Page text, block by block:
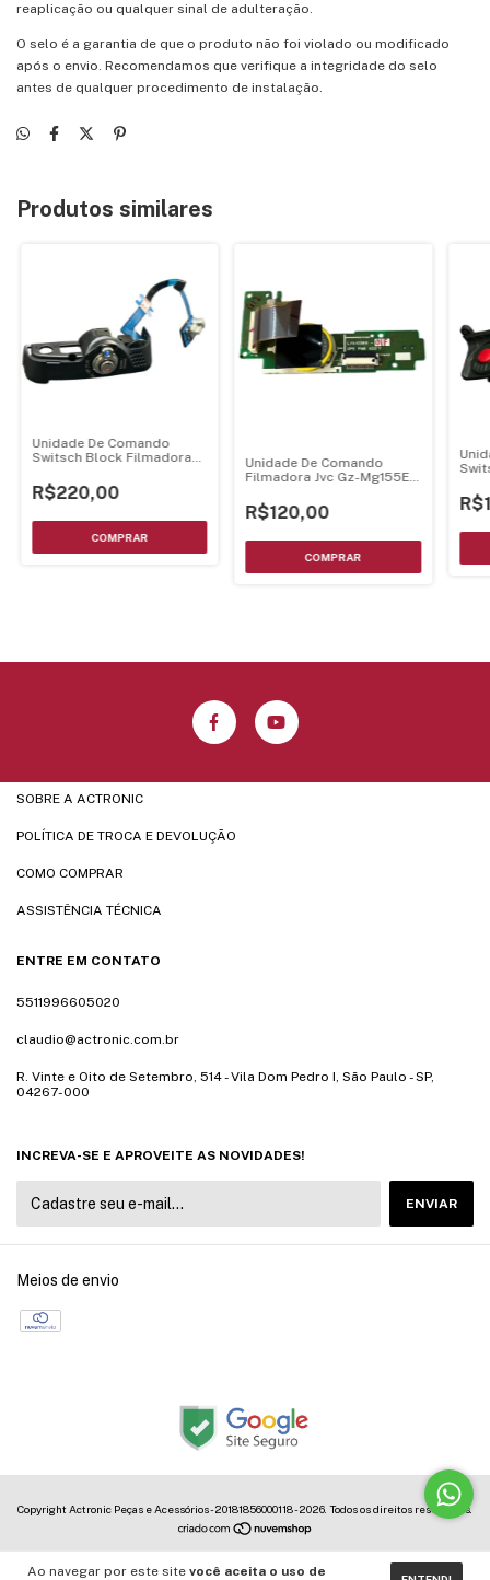
Ao navegar por este site você aceita o uso de
reaplicação ou qualquer sinal de adulteração.
O selo é a garantia de que o produto não foi violado ou modificado
após o envio. Recomendamos que verifique a integridade do selo
antes de qualquer procedimento de instalação.
Produtos similares
Unidade De Comando
Switsch Block Filmadora
R$220,00
Unidade De Comando
Filmadora Jvc Gz-Mg155Ek
R$120,00
SOBRE A ACTRONIC
POLÍTICA DE TROCA E DEVOLUÇÃO
COMO COMPRAR
ASSISTÊNCIA TÉCNICA
ENTRE EM CONTATO
5511996605020
claudio@actronic.com.br
R. Vinte e Oito de Setembro, 514 - Vila Dom Pedro I, São Paulo - SP,
04267-000
INCREVA-SE E APROVEITE AS NOVIDADES!
Meios de envio
Copyright Actronic Peças e Acessórios - 20181856000118 - 2026. Todos os direitos reservados.